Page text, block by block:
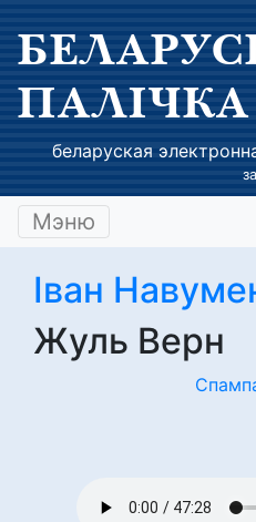
ПАЛІЧКА
беларуская
Мэню
Іван
Жуль Верн